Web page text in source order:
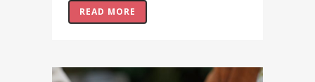
READ MORE